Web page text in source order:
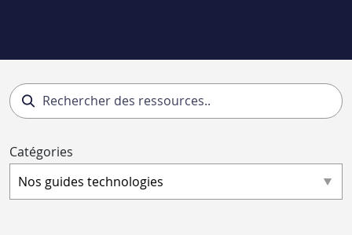
Catégories